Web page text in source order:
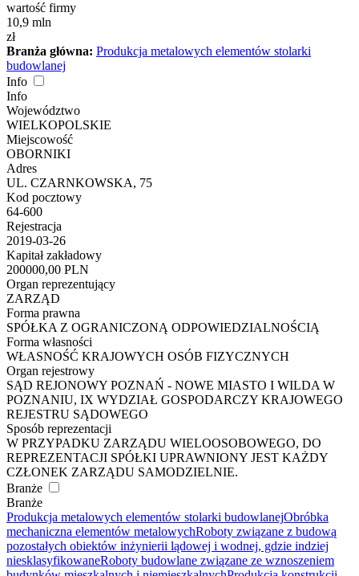
wartość firmy
10,9 mln
zł
Branża główna: Produkcja metalowych elementów stolarki
budowlanej
Info
Info
Województwo
WIELKOPOLSKIE
Miejscowość
OBORNIKI
Adres
UL. CZARNKOWSKA, 75
Kod pocztowy
64-600
Rejestracja
2019-03-26
Kapitał zakładowy
200000,00 PLN
Organ reprezentujący
ZARZĄD
Forma prawna
SPÓŁKA Z OGRANICZONĄ ODPOWIEDZIALNOŚCIĄ
Forma własności
WŁASNOŚĆ KRAJOWYCH OSÓB FIZYCZNYCH
Organ rejestrowy
SĄD REJONOWY POZNAŃ - NOWE MIASTO I WILDA W
POZNANIU, IX WYDZIAŁ GOSPODARCZY KRAJOWEGO
REJESTRU SĄDOWEGO
Sposób reprezentacji
W PRZYPADKU ZARZĄDU WIELOOSOBOWEGO, DO
REPREZENTACJI SPÓŁKI UPRAWNIONY JEST KAŻDY
CZŁONEK ZARZĄDU SAMODZIELNIE.
Branże
Branże
Produkcja metalowych elementów stolarki budowlanejObróbka
mechaniczna elementów metalowychRoboty związane z budową
pozostałych obiektów inżynierii lądowej i wodnej, gdzie indziej
niesklasyfikowaneRoboty budowlane związane ze wznoszeniem